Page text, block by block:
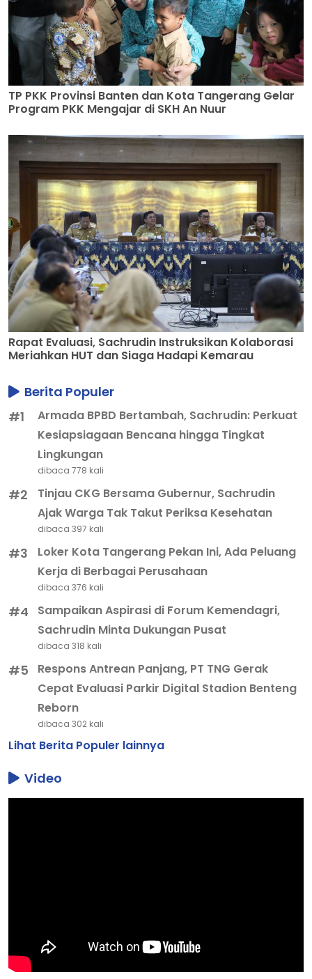
TP PKK Provinsi Banten dan Kota Tangerang Gelar
Program PKK Mengajar di SKH An Nuur
Rapat Evaluasi, Sachrudin Instruksikan Kolaborasi
Meriahkan HUT dan Siaga Hadapi Kemarau
Berita Populer
#1
Armada BPBD Bertambah, Sachrudin: Perkuat
Kesiapsiagaan Bencana hingga Tingkat
Lingkungan
dibaca 778 kali
#2
Tinjau CKG Bersama Gubernur, Sachrudin
Ajak Warga Tak Takut Periksa Kesehatan
dibaca 397 kali
#3
Loker Kota Tangerang Pekan Ini, Ada Peluang
Kerja di Berbagai Perusahaan
dibaca 376 kali
#4
Sampaikan Aspirasi di Forum Kemendagri,
Sachrudin Minta Dukungan Pusat
dibaca 318 kali
#5
Respons Antrean Panjang, PT TNG Gerak
Cepat Evaluasi Parkir Digital Stadion Benteng
Reborn
dibaca 302 kali
Lihat Berita Populer lainnya
Video